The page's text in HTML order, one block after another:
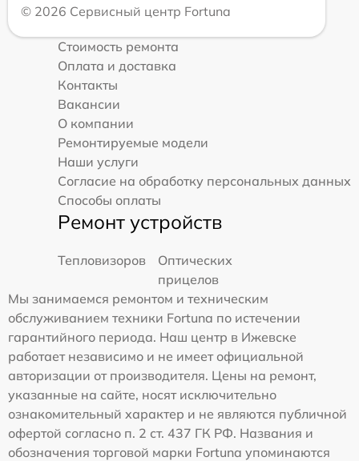
© 2026 Сервисный центр Fortuna
Стоимость ремонта
Оплата и доставка
Контакты
Вакансии
О компании
Ремонтируемые модели
Наши услуги
Согласие на обработку персональных данных
Способы оплаты
Ремонт устройств
Тепловизоров
Оптических
прицелов
Мы занимаемся ремонтом и техническим
обслуживанием техники Fortuna по истечении
гарантийного периода. Наш центр в Ижевске
работает независимо и не имеет официальной
авторизации от производителя. Цены на ремонт,
указанные на сайте, носят исключительно
ознакомительный характер и не являются публичной
офертой согласно п. 2 ст. 437 ГК РФ. Названия и
обозначения торговой марки Fortuna упоминаются